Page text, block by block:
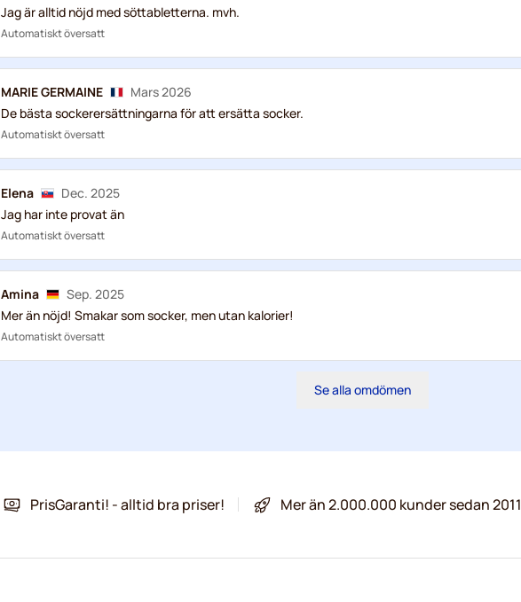
Jag är alltid nöjd med söttabletterna. mvh.
Automatiskt översatt
MARIE GERMAINE
Mars 2026
De bästa sockerersättningarna för att ersätta socker.
Automatiskt översatt
Elena
Dec. 2025
Jag har inte provat än
Automatiskt översatt
Amina
Sep. 2025
Mer än nöjd! Smakar som socker, men utan kalorier!
Automatiskt översatt
Se alla omdömen
PrisGaranti! - alltid bra priser! Mer än 2.000.000 kunder sedan 2011